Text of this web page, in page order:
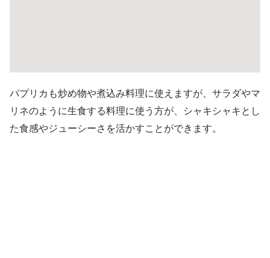
パプリカも炒め物や煮込み料理に使えますが、サラダやマ
リネのように生食する料理に使う方が、シャキシャキとし
た食感やジューシーさを活かすことができます。